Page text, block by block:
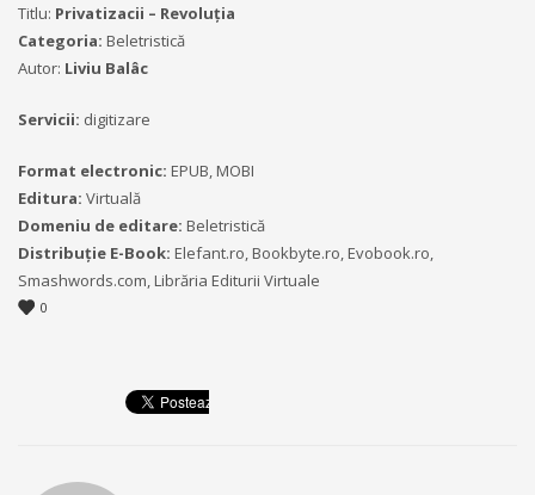
Titlu: Privatizacii – Revoluția
Categoria: Beletristică
Autor: Liviu Balâc
Servicii: digitizare
Format electronic: EPUB, MOBI
Editura: Virtuală
Domeniu de editare: Beletristică
Distribuție E-Book: Elefant.ro, Bookbyte.ro, Evobook.ro,
Smashwords.com, Librăria Editurii Virtuale
0